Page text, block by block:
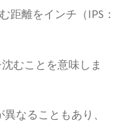
距離をインチ（IPS：
むことを意味しま
なることもあり、